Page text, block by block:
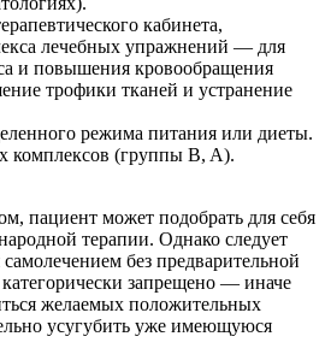
кабинета,
лечебных упражнений — для
и повышения кровообращения
трофики тканей и устранение
режима питания или диеты.
комплексов (группы B, A).
пациент может подобрать для себя
терапии. Однако следует
без предварительной
запрещено — иначе
желаемых положительных
усугубить уже имеющуюся